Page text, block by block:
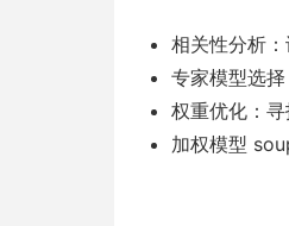
相关性分析
专家模型选
权重优化：
加权模型